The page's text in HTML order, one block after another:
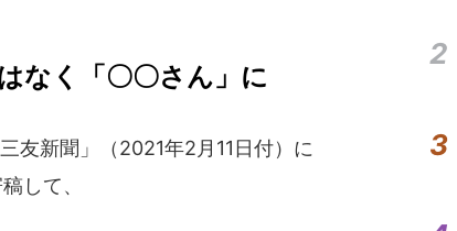
なく「〇〇さん」に
友新聞」（2021年2月11日付）に
して、